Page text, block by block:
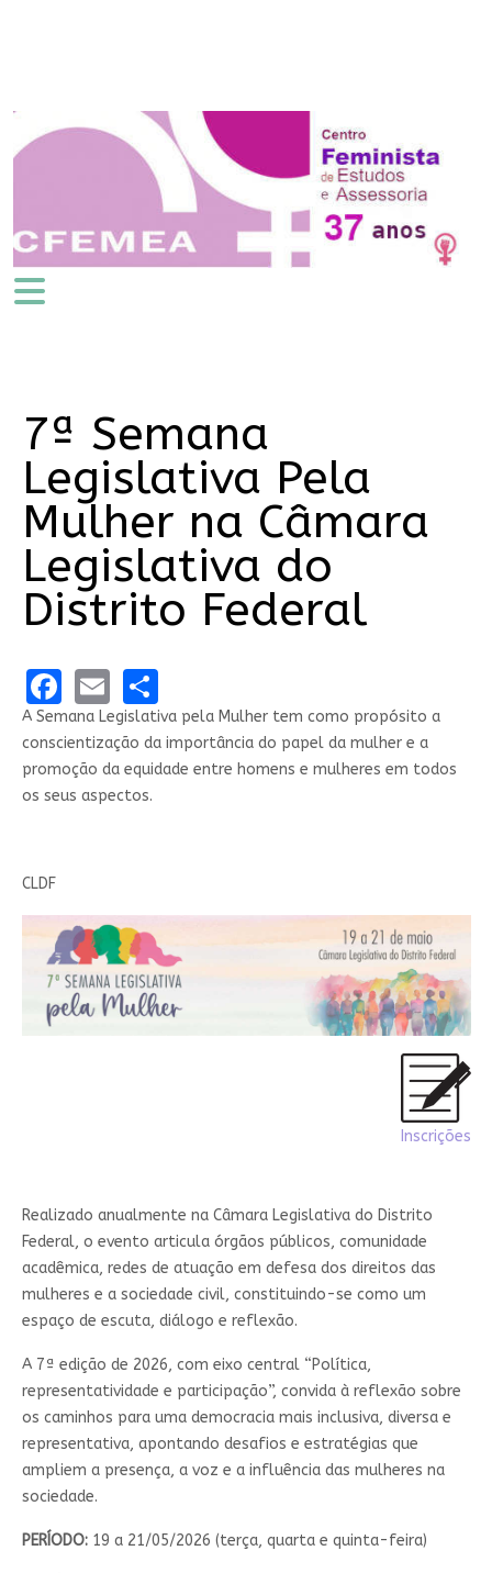
7ª Semana
Legislativa Pela
Mulher na Câmara
Legislativa do
Distrito Federal
Facebook
EmailShare
A Semana Legislativa pela Mulher tem como propósito a
conscientização da importância do papel da mulher e a
promoção da equidade entre homens e mulheres em todos
os seus aspectos.
CLDF
Inscrições
Realizado anualmente na Câmara Legislativa do Distrito
Federal, o evento articula órgãos públicos, comunidade
acadêmica, redes de atuação em defesa dos direitos das
mulheres e a sociedade civil, constituindo-se como um
espaço de escuta, diálogo e reflexão.
A 7ª edição de 2026, com eixo central “Política,
representatividade e participação”, convida à reflexão sobre
os caminhos para uma democracia mais inclusiva, diversa e
representativa, apontando desafios e estratégias que
ampliem a presença, a voz e a influência das mulheres na
sociedade.
PERÍODO: 19 a 21/05/2026 (terça, quarta e quinta-feira)